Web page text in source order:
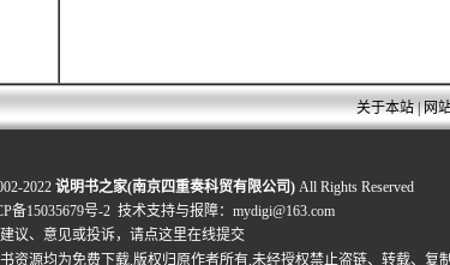
关于本站|网
2022 说明书之家(南京四重奏科贸有限公司) All Rights Reserved
备15035679号-2 技术支持与报障：mydigi@163.com
议、意见或投诉， 请点这里在线提交
资源均为免费下载,版权归原作者所有,未经授权禁止盗链、转载、复